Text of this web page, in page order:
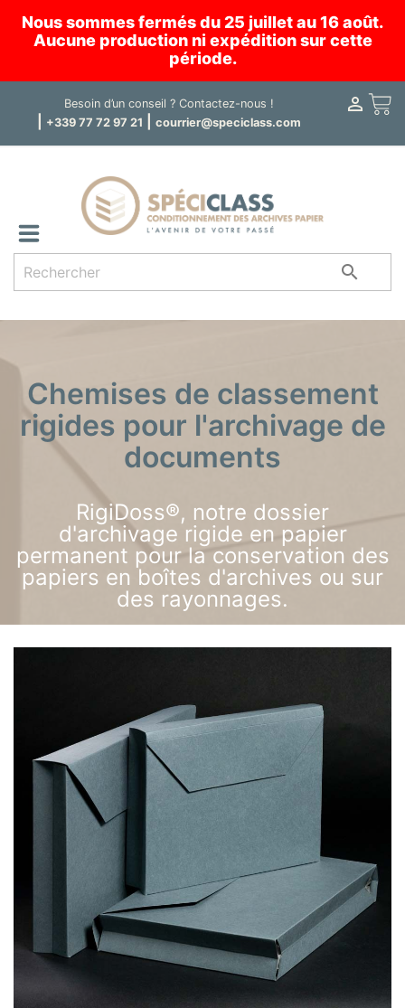
Nous sommes fermés du 25 juillet au 16 août.
Aucune production ni expédition sur cette
période.
Besoin d’un conseil ? Contactez-nous !
+339 77 72 97 21 courrier@speciclass.com
 Panier

Chemises de classement
rigides pour l'archivage de
documents
RigiDoss®, notre dossier
d'archivage rigide en papier
permanent pour la conservation des
papiers en boîtes d'archives ou sur
des rayonnages.